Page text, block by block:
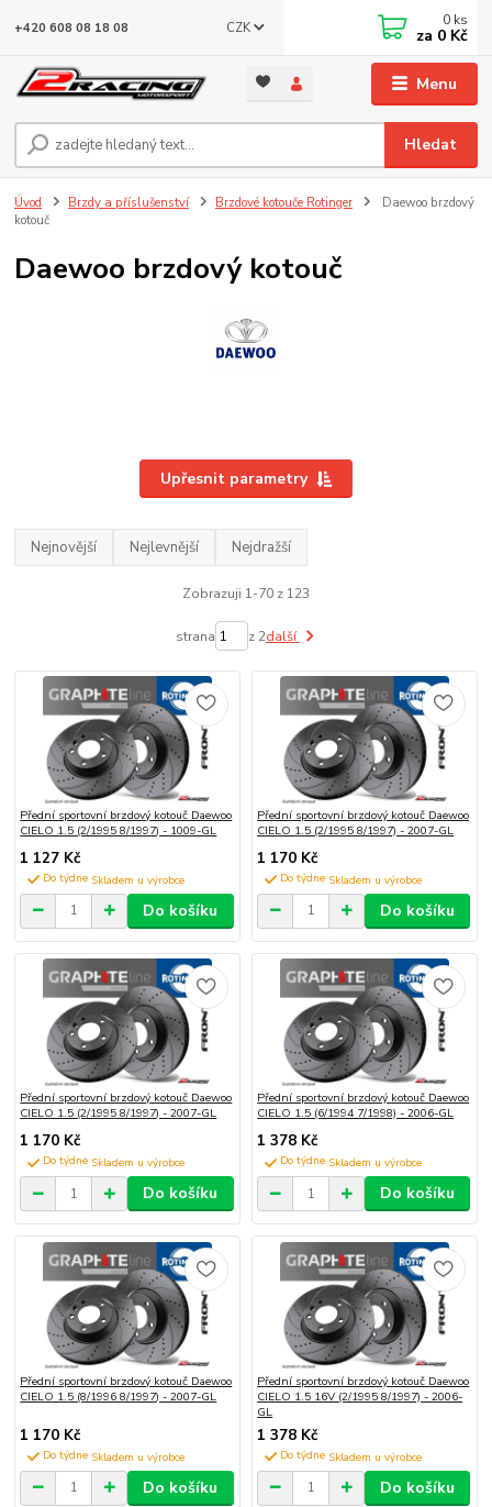
Menu
CZK
Hledat
+420 608 08 18 08 0 ks
za 0 Kč
Úvod Brzdy a příslušenství Brzdové kotouče Rotinger
Daewoo brzdový
kotouč
Daewoo brzdový kotouč
Upřesnit parametry
Nejnovější Nejlevnější Nejdražší
Zobrazuji 1-70 z 123
strana z 2další
Přední sportovní brzdový kotouč Daewoo
CIELO 1.5 (2/1995 8/1997) - 1009-GL
1 127 Kč
Do týdne
Do košíku
Přední sportovní brzdový kotouč Daewoo
CIELO 1.5 (2/1995 8/1997) - 2007-GL
1 170 Kč
Do týdne
Do košíku
Přední sportovní brzdový kotouč Daewoo
CIELO 1.5 (2/1995 8/1997) - 2007-GL
1 170 Kč
Do týdne
Do košíku
Přední sportovní brzdový kotouč Daewoo
CIELO 1.5 (6/1994 7/1998) - 2006-GL
1 378 Kč
Do týdne
Do košíku
Přední sportovní brzdový kotouč Daewoo
CIELO 1.5 (8/1996 8/1997) - 2007-GL
1 170 Kč
Do týdne
Do košíku
Přední sportovní brzdový kotouč Daewoo
CIELO 1.5 16V (2/1995 8/1997) - 2006-
GL
1 378 Kč
Do týdne
Do košíku